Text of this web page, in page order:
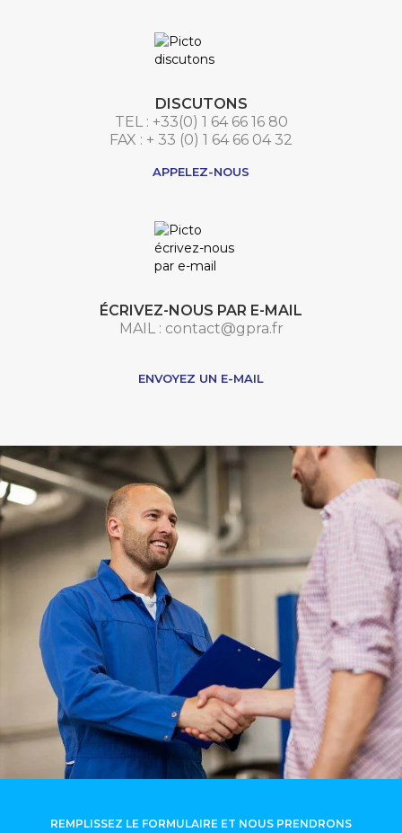
DISCUTONS
TEL : +33(0) 1 64 66 16 80
FAX : + 33 (0) 1 64 66 04 32
APPELEZ-NOUS
ÉCRIVEZ-NOUS PAR E-MAIL
MAIL : contact@gpra.fr
ENVOYEZ UN E-MAIL
REMPLISSEZ LE FORMULAIRE ET NOUS PRENDRONS